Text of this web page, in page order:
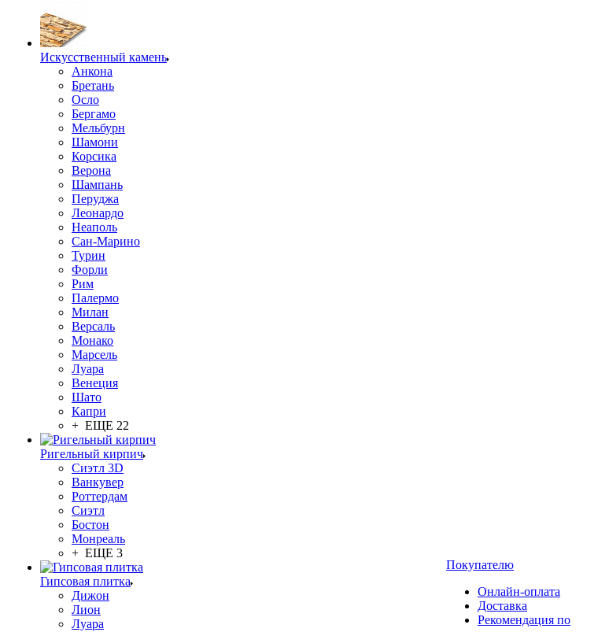
Искусственный камень
Анкона
Бретань
Осло
Бергамо
Мельбурн
Шамони
Корсика
Верона
Шампань
Перуджа
Леонардо
Неаполь
Сан-Марино
Турин
Форли
Рим
Палермо
Милан
Версаль
Монако
Марсель
Луара
Венеция
Шато
Капри
+ ЕЩЕ 22
Ригельный кирпич
Сиэтл 3D
Ванкувер
Роттердам
Сиэтл
Бостон
Монреаль
+ ЕЩЕ 3
Гипсовая плитка
Дижон
Лион
Луара
Покупателю
Онлайн-оплата
Доставка
Рекомендация по